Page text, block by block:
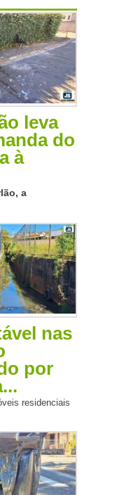
leva
do
à
a
nas
por
residenciais